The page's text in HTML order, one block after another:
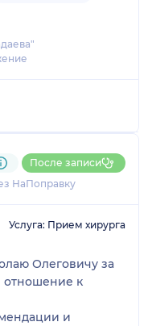
НаПоправку
После записи
Услуга: Прием хирурга
Олеговичу за
отношение к